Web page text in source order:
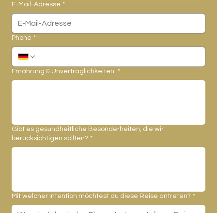
E-Mail-Adresse *
Phone *
Ernährung & Unverträglichkeiten *
Gibt es gesundheitliche Besonderheiten, die wir
berücksichtigen sollten? *
Mit welcher Intention möchtest du diese Reise antreten? *